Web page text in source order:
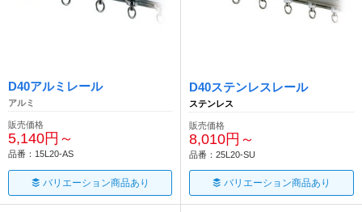
D40アルミレール
アルミ
販売価格
5,140円～
品番：15L20-AS
バリエーション商品あり
D40ステンレスレール
ステンレス
販売価格
8,010円～
品番：25L20-SU
バリエーション商品あり